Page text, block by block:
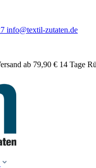
info@textil-zutaten.de
ab 79,90 € 14 Tage